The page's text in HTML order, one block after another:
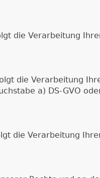
die Verarbeitung
die Verarbeitung
a) DS-GVO
die Verarbeitung